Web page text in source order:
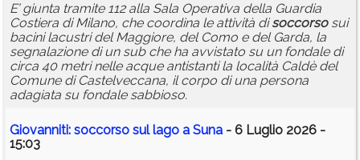
E’ giunta tramite 112 alla Sala Operativa della Guardia
Costiera di Milano, che coordina le attività disoccorsosui
bacini lacustri del Maggiore, del Como e del Garda, la
segnalazione di un sub che ha avvistato su un fondale di
circa 40 metri nelle acque antistanti la località Caldè del
Comune di Castelveccana, il corpo di una persona
adagiata su fondale sabbioso.
Giovanniti: soccorso sul lago a Suna - 6 Luglio 2026 -
15:03